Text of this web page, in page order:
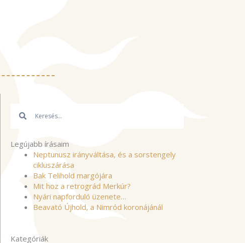
Legújabb írásaim
Neptunusz irányváltása, és a sorstengely
cikluszárása
Bak Telihold margójára
Mit hoz a retrográd Merkúr?
Nyári napforduló üzenete…
Beavató Újhold, a Nimród koronájánál
Kategóriák